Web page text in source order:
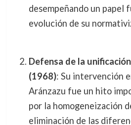
desempeñando un papel
evolución de su
Defensa de la
(1968): Su intervención
Aránzazu fue un hito
por la homogeneización
eliminación de las